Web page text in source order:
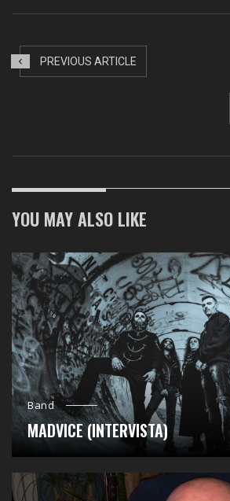
PREVIOUS ARTICLE
YOU MAY ALSO LIKE
Band
MADVICE (INTERVISTA)